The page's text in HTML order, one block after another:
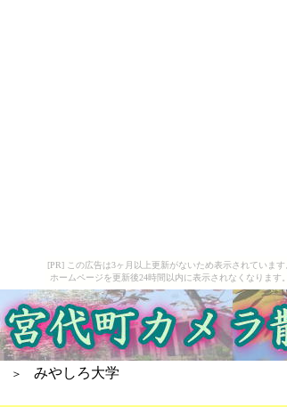
[PR] この広告は3ヶ月以上更新がないため表示されています
ホームページを更新後24時間以内に表示されなくなります。
＞ みやしろ大学